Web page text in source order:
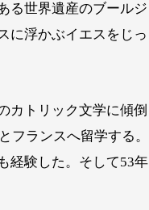
る世界遺産のブールジ
に浮かぶイエスをじっ
カトリック文学に傾倒
フランスへ留学する。
経験した。そして53年